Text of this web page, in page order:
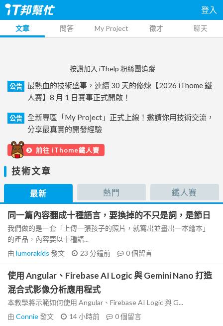
登入
文章 問答 My Project 徵才 聊天
按讚加入 iThelp 粉絲團追蹤
公告
最熱血的技術盛事，連續 30 天的修煉【2026 iThome 鐵
人賽】8 月 1 日賽事正式開啟！
公告
全新專區「My Project」正式上線！邀請你用技術交流，
分享最真實的開發經驗
前往 iThome鐵人賽
技術文章
最新 熱門 鐵人賽
同一篇內容翻成十種語言，要換掉的不只是詞，是節日
我們做的是一套「上傳一張孩子的照片，就寫出並畫出一本繪本」
的產品，內容要以十種語...
由 lumorakids 發文 23 分鐘前 0個留言
使用 Angular、Firebase AI Logic 與 Gemini Nano 打造
混合式影像分析應用程式
本教學將示範如何使用 Angular、Firebase AI Logic 與 G...
由 Connie發文 14 小時前 0個留言